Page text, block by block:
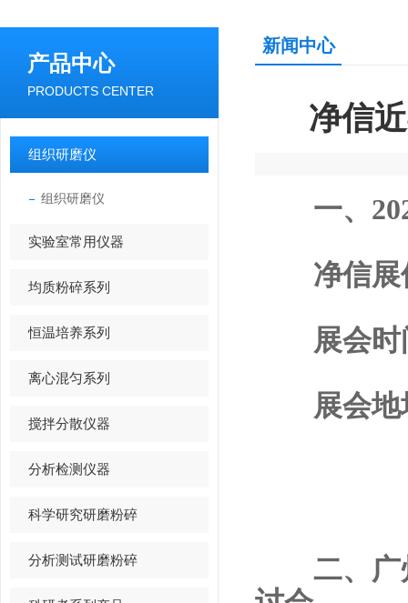
产品中心
PRODUCTS CENTER
组织研磨仪
组织研磨仪
实验室常用仪器
均质粉碎系列
恒温培养系列
离心混匀系列
搅拌分散仪器
分析检测仪器
科学研究研磨粉碎
分析测试研磨粉碎
新闻中心
净信
一、
净信展
展会时间
展会地址
二、广州